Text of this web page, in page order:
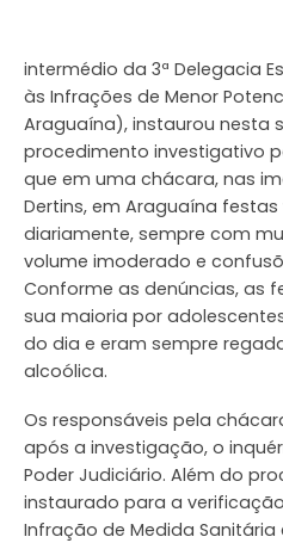
intermédio da 3ª Delegacia
às Infrações de Menor
Araguaína), instaurou nesta
procedimento investigativo
que em uma chácara, nas
Dertins, em Araguaína
diariamente, sempre com
volume imoderado e
Conforme as denúncias, as
sua maioria por
do dia e eram sempre
alcoólica.
Os responsáveis pela
após a investigação, o
Poder Judiciário. Além do
instaurado para a
Infração de Medida Sanitária